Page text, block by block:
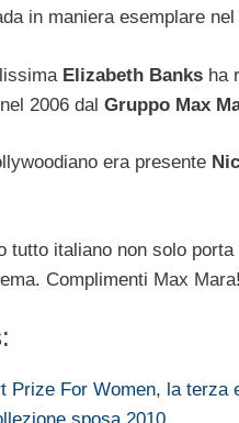
in maniera esemplare
Elizabeth Banks ha
2006 dal Gruppo Max
era presente
tutto italiano non solo porta
Complimenti Max Mara!
Prize For Women, la terza